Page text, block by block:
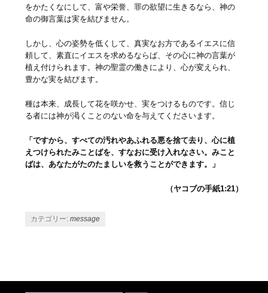
をかたくなにして、富や栄誉、罪の欲望に生きるなら、神の
命の御言葉は実を結びません。
しかし、心の姿勢を低くして、真実なお方であるイエスに信
頼して、素直にイエスを求めるならば、その心に神の言葉が
植え付けられます。神の聖霊の働きにより、心が変えられ、
豊かな実を結びます。
種は本来、成長して花を咲かせ、実をつけるものです。信じ
る者には神が渇くことのない命を与えてくださいます。
「ですから、すべての汚れやあふれる悪を捨て去り、心に植
えつけられたみことばを、すなおに受け入れなさい。みこと
ばは、あなたがたのたましいを救うことができます。」
（ヤコブの手紙1:21）
カテゴリー:message